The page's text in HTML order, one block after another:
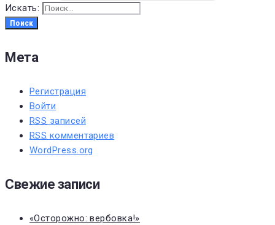
Искать:
Поиск
Мета
Регистрация
Войти
RSS записей
RSS комментариев
WordPress.org
Свежие записи
«Осторожно: вербовка!»